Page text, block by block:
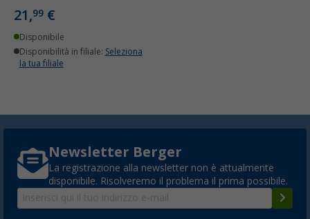
21,99 €
Disponibile
Disponibilità in filiale: Seleziona
la tua filiale
Newsletter Berger
La registrazione alla newsletter non è attualmente
disponibile. Risolveremo il problema il prima possibile.